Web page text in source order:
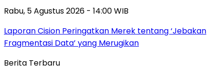
Rabu, 5 Agustus 2026 - 14:00 WIB
Laporan Cision Peringatkan Merek tentang ‘Jebakan
Fragmentasi Data’ yang Merugikan
Berita Terbaru